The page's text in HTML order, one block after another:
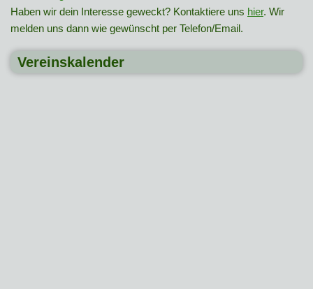
Haben wir dein Interesse geweckt? Kontaktiere uns hier. Wir
melden uns dann wie gewünscht per Telefon/Email.
Vereinskalender